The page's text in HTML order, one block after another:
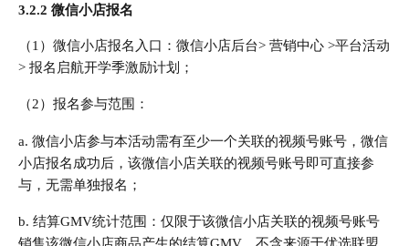
3.2.2 微信小店报名
（1）微信小店报名入口：微信小店后台> 营销中心 >平台活动
> 报名启航开学季激励计划；
（2）报名参与范围：
a. 微信小店参与本活动需有至少一个关联的视频号账号，微信
小店报名成功后，该微信小店关联的视频号账号即可直接参
与，无需单独报名；
b. 结算GMV统计范围：仅限于该微信小店关联的视频号账号